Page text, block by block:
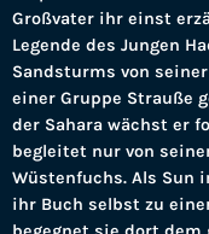
Großvater ihr einst
Legende des Jungen
Sandsturms von
einer Gruppe Strauße
der Sahara wächst er
begleitet nur von
Wüstenfuchs. Als Sun
ihr Buch selbst zu